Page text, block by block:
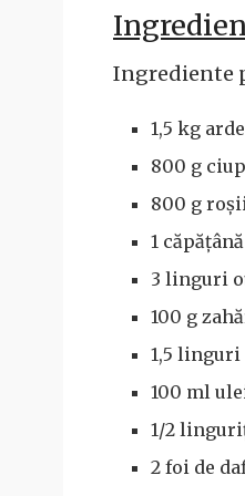
Ingrediente
1,5 kg
800 g
800 g
1
3 linguri
100 g
1,5 linguri
100 ml
1/2
2 foi de